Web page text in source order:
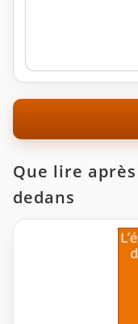
Que lire
dedans